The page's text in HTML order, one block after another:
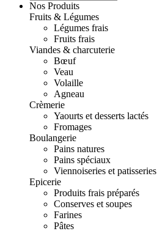
Nos Produits
Fruits & Légumes
Légumes frais
Fruits frais
Viandes & charcuterie
Bœuf
Veau
Volaille
Agneau
Crèmerie
Yaourts et desserts lactés
Fromages
Boulangerie
Pains natures
Pains spéciaux
Viennoiseries et patisseries
Epicerie
Produits frais préparés
Conserves et soupes
Farines
Pâtes